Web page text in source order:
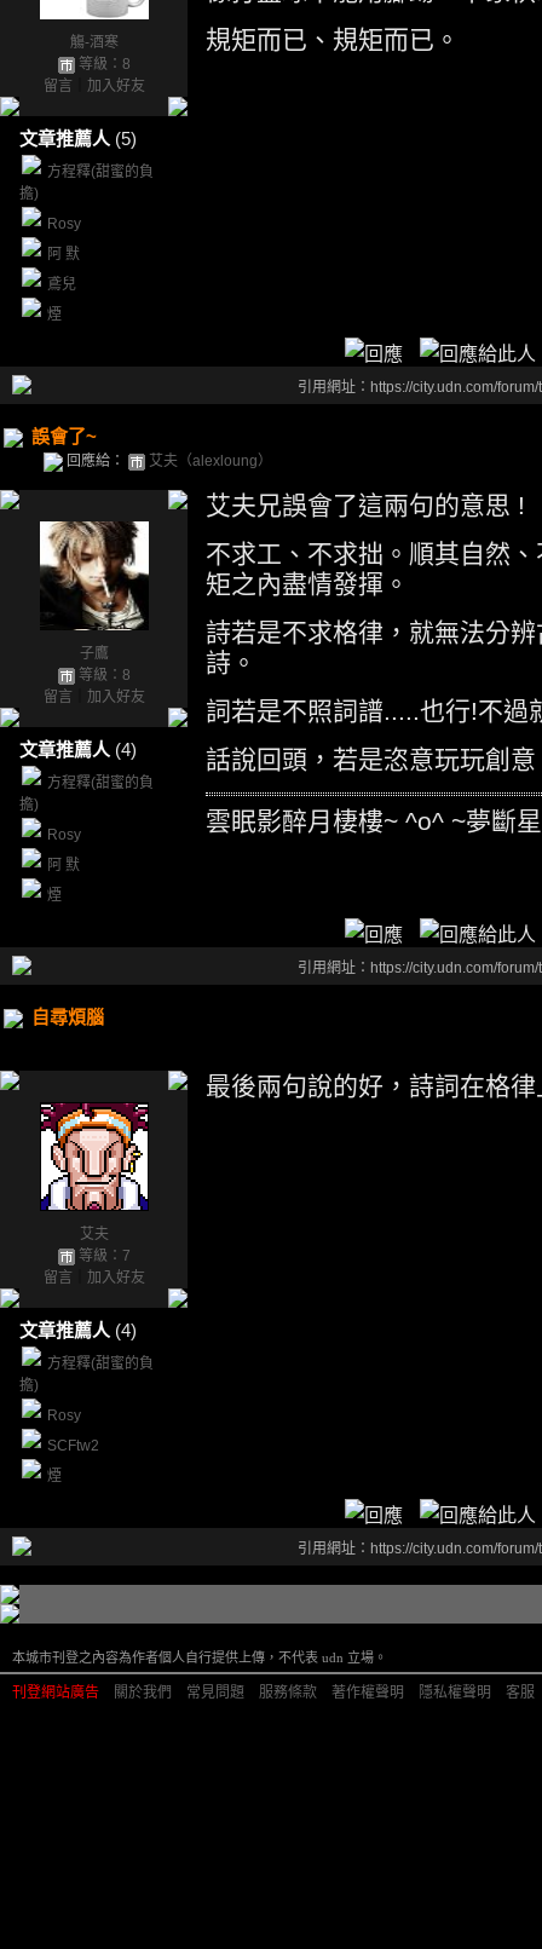
觴-酒寒
等級：8
留言
加入好友
文章推薦人 (5)
方程釋(甜蜜的負
擔)
Rosy
阿 默
鳶兒
煙
規矩而已、規矩而已。
引用網址：https://city.udn.com/
誤會了~
回應給： 艾夫（alexloung）
子鷹
等級：8
留言
加入好友
文章推薦人 (4)
方程釋(甜蜜的負
擔)
Rosy
阿 默
煙
艾夫兄誤會了這兩句的意思 !
不求工、不求拙。順其自然
矩之內盡情發揮。
詩若是不求格律，就無法分
詩。
詞若是不照詞譜.....也行!不過
話說回頭，若是恣意玩玩創
雲眠影醉月棲樓~ ^o^ ~夢斷
引用網址：https://city.udn.com/
自尋煩腦
艾夫
等級：7
留言
加入好友
文章推薦人 (4)
方程釋(甜蜜的負
擔)
Rosy
SCFtw2
煙
最後兩句說的好，詩詞在格
引用網址：https://city.udn.com/
本城市刊登之內容為作者個人自行提供上傳，不代表 udn 立場。
刊登網站廣告 關於我們 常見問題 服務條款 著作權聲明 隱私權聲明 客服